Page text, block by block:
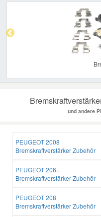
und andere
PEUGEOT 2008
Bremskraftverstärker Zubehör
PEUGEOT 206+
Bremskraftverstärker Zubehör
PEUGEOT 208
Bremskraftverstärker Zubehör